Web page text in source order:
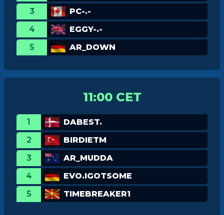
3
PC-.-
4
EGGY-.-
5
AR_DOWN
11:00 CET
1
DABEST.
2
BIRDIETM
3
AR_MUDDA
4
EVO.IGOTSOME
5
TIMEBREAKER1